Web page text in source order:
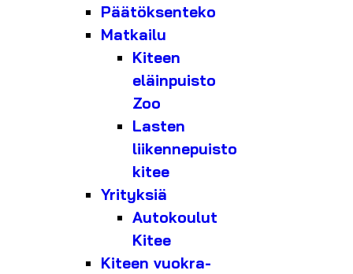
Päätöksenteko
Matkailu
Kiteen
eläinpuisto
Zoo
Lasten
liikennepuisto
kitee
Yrityksiä
Autokoulut
Kitee
Kiteen vuokra-